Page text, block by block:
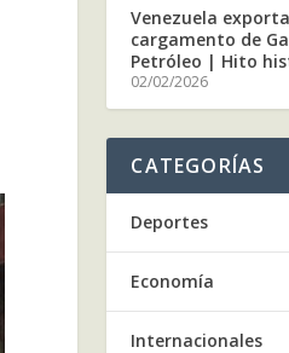
Venezuela
cargamento de
Petróleo | Hito
02/02/2026
CATEGORÍAS
Deportes
Economía
Internacionales